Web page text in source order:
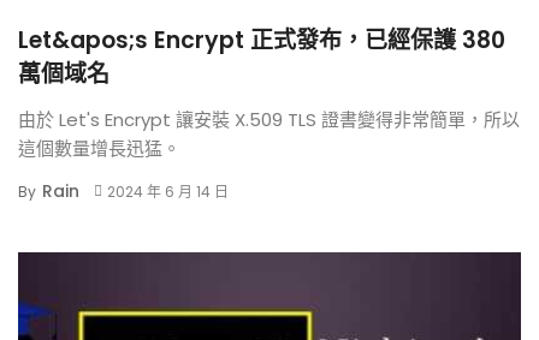
Let&apos;s Encrypt 正式發布，已經保護 380
萬個域名
由於 Let's Encrypt 讓安裝 X.509 TLS 證書變得非常簡單，所以
這個數量增長迅猛。
By Rain 2024 年 6 月 14 日